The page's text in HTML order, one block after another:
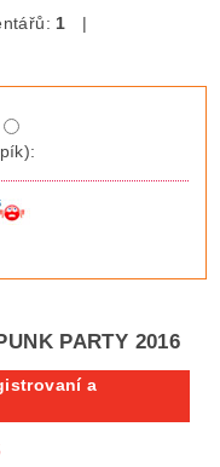
1 |
PARTY 2016
a